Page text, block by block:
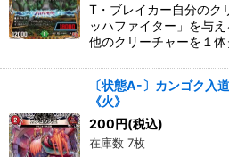
T・ブレイカー自分のク
ッハファイター」を与
他のクリーチャーを１体
〔状態A-〕カンゴク入
《火》
200円(税込)
在庫数 7枚